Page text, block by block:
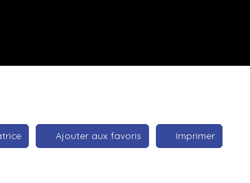
Ajouter aux favoris Imprimer